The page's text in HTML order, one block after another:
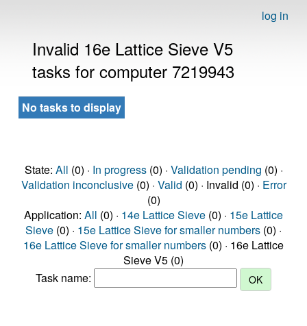
log in
Invalid 16e Lattice Sieve V5
tasks for computer 7219943
No tasks to display
State: All (0) · In progress(0) · Validation pending (0) ·
Validation inconclusive(0) · Valid (0) · Invalid (0) · Error
(0)
Application: All (0) · 14e Lattice Sieve (0) · 15e Lattice
Sieve (0) · 15e Lattice Sieve for smaller numbers (0) ·
16e Lattice Sieve for smaller numbers (0) · 16e Lattice
Sieve V5 (0)
Task name: